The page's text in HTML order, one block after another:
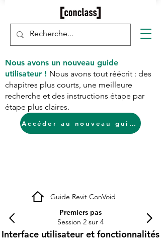
Nous avons un nouveau guide
utilisateur ! Nous avons tout réécrit : des
chapitres plus courts, une meilleure
recherche et des instructions étape par
étape plus claires.
Accéder au nouveau guide
Guide Revit ConVoid
Premiers pas
Session 2 sur 4
Interface utilisateur et fonctionnalités